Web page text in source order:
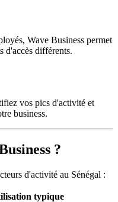
Wave Business permet
d'accès différents.
vos pics d'activité et
business.
?
d'activité au Sénégal :
typique